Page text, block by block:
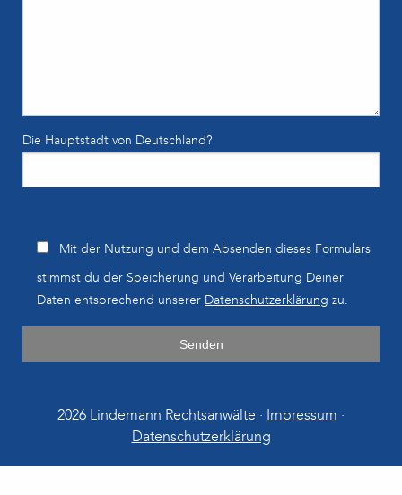
Die Hauptstadt von Deutschland?
Mit der Nutzung und dem Absenden dieses Formulars
stimmst du der Speicherung und Verarbeitung Deiner
Daten entsprechend unserer Datenschutzerklärung zu.
2026 Lindemann Rechtsanwälte · Impressum ·
Datenschutzerklärung